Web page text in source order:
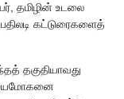
தமிழின் உடலை
கட்டுரைகளைத்
தகுதியாவது